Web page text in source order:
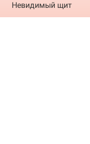
Невидимый щит